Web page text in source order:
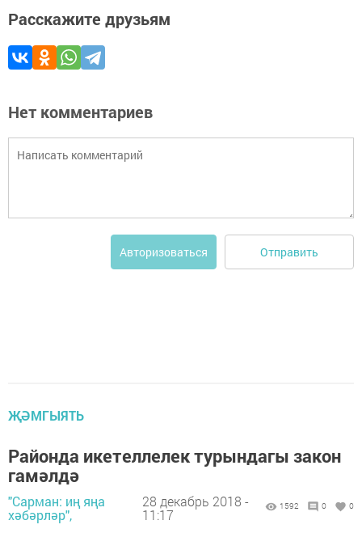
Расскажите друзьям
Нет комментариев
Авторизоваться Отправить
ҖӘМГЫЯТЬ
Районда икетеллелек турындагы закон
гамәлдә
"Сарман: иң яңа
хәбәрләр",
28 декабрь 2018 -
11:17
1592 0 0